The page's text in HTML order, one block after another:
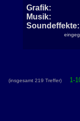
Grafik:
Musik:
Soundeffekte:
(insgesamt 219 Treffer) 1-